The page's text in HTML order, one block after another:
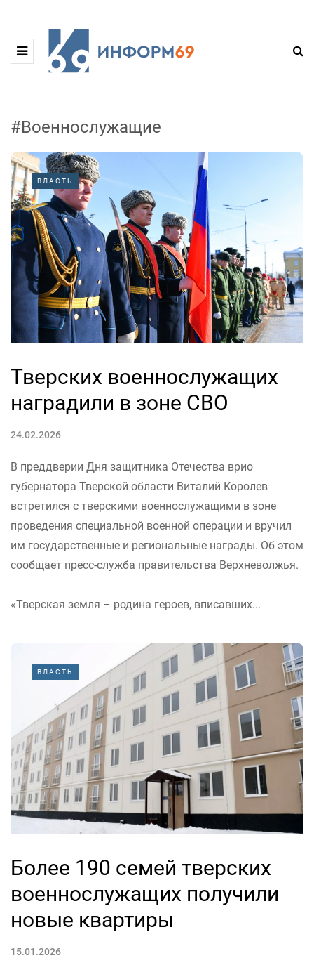
#Военнослужащие
ВЛАСТЬ
Тверских военнослужащих
наградили в зоне СВО
24.02.2026
В преддверии Дня защитника Отечества врио
губернатора Тверской области Виталий Королев
встретился с тверскими военнослужащими в зоне
проведения специальной военной операции и вручил
им государственные и региональные награды. Об этом
сообщает пресс-служба правительства Верхневолжья.
«Тверская земля – родина героев, вписавших...
ВЛАСТЬ
Более 190 семей тверских
военнослужащих получили
новые квартиры
15.01.2026